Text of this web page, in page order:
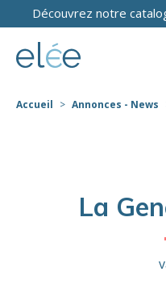
Découvrez notre
Accueil Annonces - News
La